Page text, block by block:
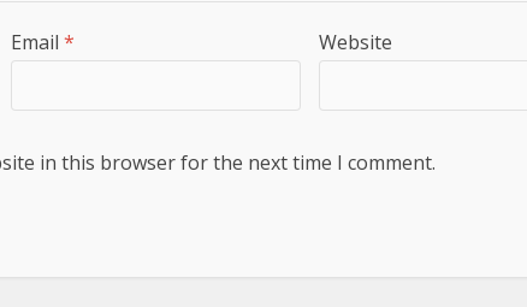
Email * Website
in this browser for the next time I comment.